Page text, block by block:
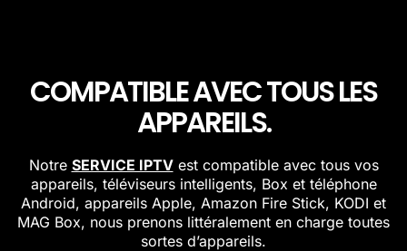
COMPATIBLE AVEC TOUS LES
APPAREILS.
Notre SERVICE IPTVest compatible avec tous vos
appareils, téléviseurs intelligents, Box et téléphone
Android, appareils Apple, Amazon Fire Stick, KODI et
MAG Box, nous prenons littéralement en charge toutes
sortes d’appareils.